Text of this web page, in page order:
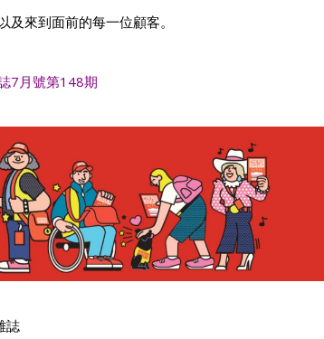
及來到面前的每一位顧客。
7月號第148期
誌